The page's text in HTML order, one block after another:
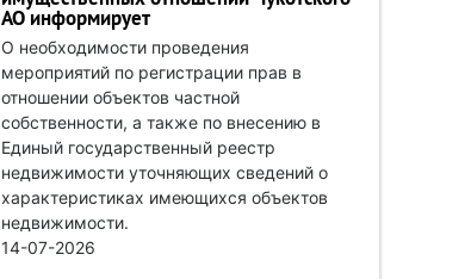
АО информирует
О необходимости проведения
мероприятий по регистрации прав в
отношении объектов частной
собственности, а также по внесению в
Единый государственный реестр
недвижимости уточняющих сведений о
характеристиках имеющихся объектов
недвижимости.
14-07-2026